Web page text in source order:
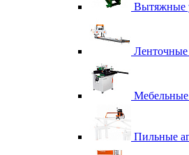
Вытяжные
Мебельные
Пильные